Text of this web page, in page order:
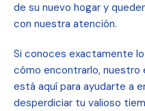
de su nuevo hogar y
con nuestra atención.
Si conoces exactamente
cómo encontrarlo, nuestro
está aquí para ayudarte a
desperdiciar tu valioso